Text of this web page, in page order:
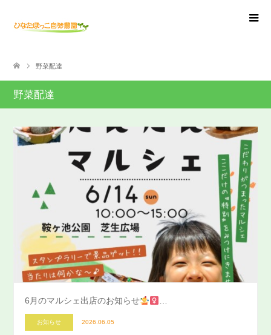
野菜配達
野菜配達
6月のマルシェ出店のお知らせ
お知らせ 2026.06.05